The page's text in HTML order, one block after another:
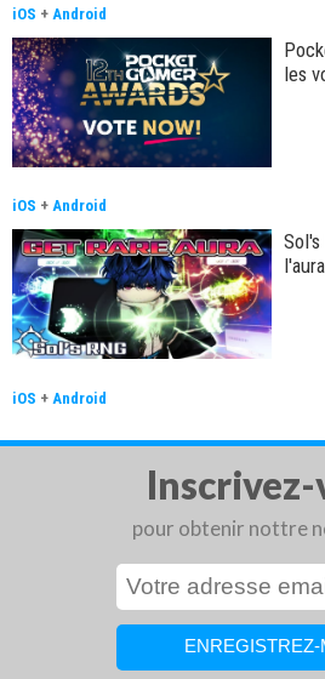
iOS + Android
les
iOS + Android
Sol's
iOS + Android
Inscrivez-
pour obtenir nottre